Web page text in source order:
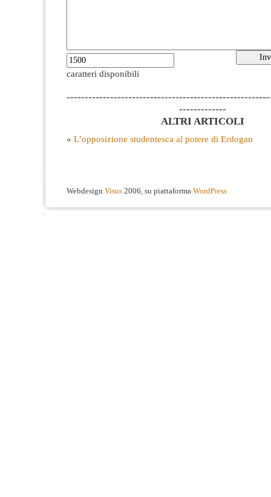
caratteri disponibili
-------------
ALTRI ARTICOLI
« L’opposizione studentesca al potere di Erdogan
Webdesign Visus 2006, su piattaforma WordPress